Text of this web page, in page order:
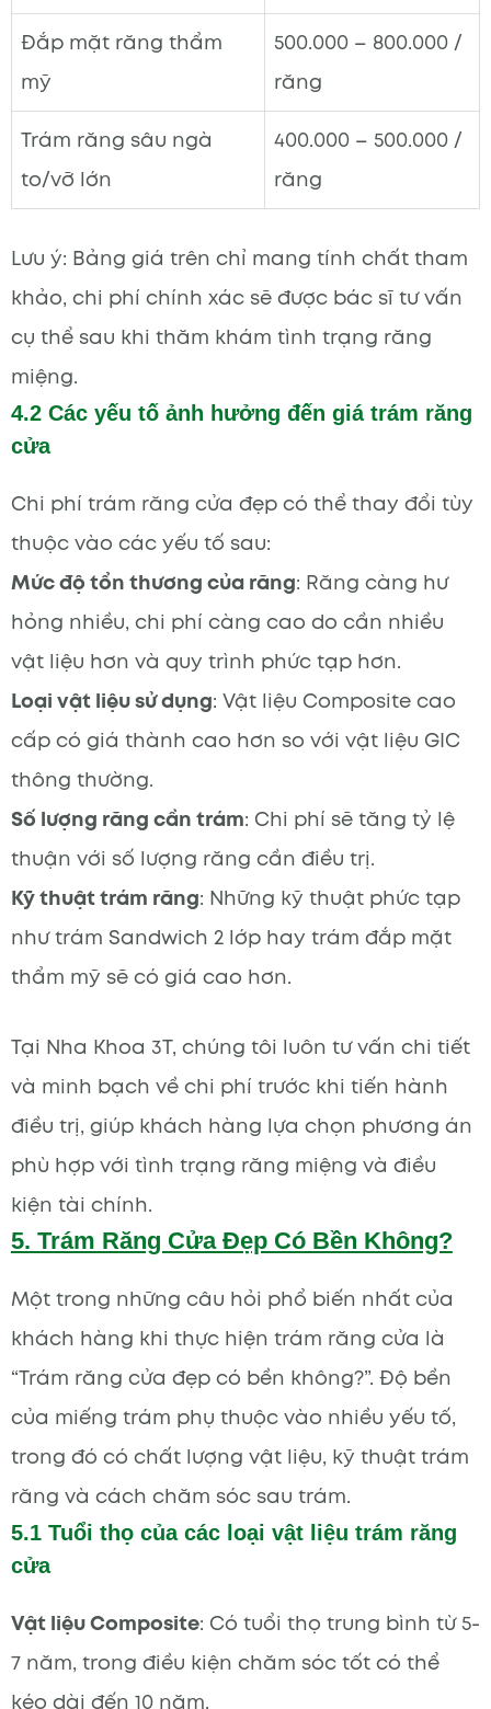
Đắp mặt răng thẩm
mỹ
500.000 – 800.000 /
răng
Trám răng sâu ngà
to/vỡ lớn
400.000 – 500.000 /
răng
Lưu ý: Bảng giá trên chỉ mang tính chất tham
khảo, chi phí chính xác sẽ được bác sĩ tư vấn
cụ thể sau khi thăm khám tình trạng răng
miệng.
4.2 Các yếu tố ảnh hưởng đến giá trám răng
cửa
Chi phí trám răng cửa đẹp có thể thay đổi tùy
thuộc vào các yếu tố sau:
Mức độ tổn thương của răng: Răng càng hư
hỏng nhiều, chi phí càng cao do cần nhiều
vật liệu hơn và quy trình phức tạp hơn.
Loại vật liệu sử dụng: Vật liệu Composite cao
cấp có giá thành cao hơn so với vật liệu GIC
thông thường.
Số lượng răng cần trám: Chi phí sẽ tăng tỷ lệ
thuận với số lượng răng cần điều trị.
Kỹ thuật trám răng: Những kỹ thuật phức tạp
như trám Sandwich 2 lớp hay trám đắp mặt
thẩm mỹ sẽ có giá cao hơn.
Tại Nha Khoa 3T, chúng tôi luôn tư vấn chi tiết
và minh bạch về chi phí trước khi tiến hành
điều trị, giúp khách hàng lựa chọn phương án
phù hợp với tình trạng răng miệng và điều
kiện tài chính.
5. Trám Răng Cửa Đẹp Có Bền Không?
Một trong những câu hỏi phổ biến nhất của
khách hàng khi thực hiện trám răng cửa là
“Trám răng cửa đẹp có bền không?”. Độ bền
của miếng trám phụ thuộc vào nhiều yếu tố,
trong đó có chất lượng vật liệu, kỹ thuật trám
răng và cách chăm sóc sau trám.
5.1 Tuổi thọ của các loại vật liệu trám răng
cửa
Vật liệu Composite: Có tuổi thọ trung bình từ 5-
7 năm, trong điều kiện chăm sóc tốt có thể
kéo dài đến 10 năm.